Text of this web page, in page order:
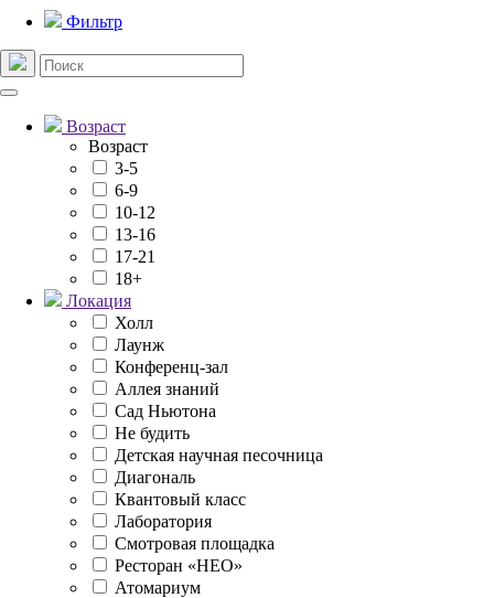
Фильтр
Возраст
Возраст
3-5
6-9
10-12
13-16
17-21
18+
Локация
Холл
Лаунж
Конференц-зал
Аллея знаний
Сад Ньютона
Не будить
Детская научная песочница
Диагональ
Квантовый класс
Лаборатория
Смотровая площадка
Ресторан «НЕО»
Атомариум